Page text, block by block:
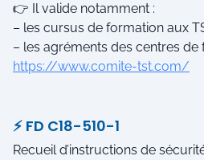
👉 Il valide notamment :
– les cursus de formation aux
– les agréments des centres de
https://www.comite-tst.com/
⚡ FD C18-510-1
Recueil d’instructions de